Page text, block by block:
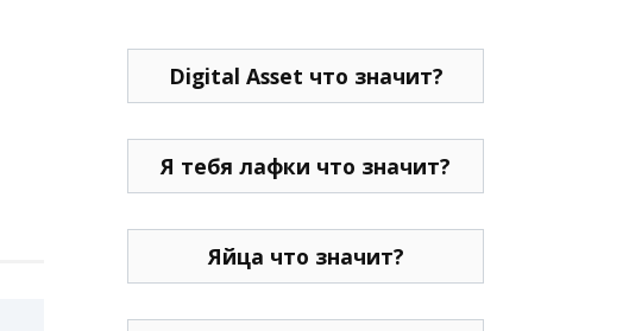
Digital Asset что значит?
Я тебя лафки что значит?
Яйца что значит?